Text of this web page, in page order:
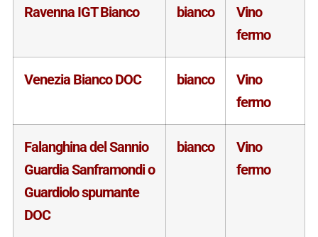
Ravenna IGT Bianco bianco
Vino
fermo
Venezia Bianco DOC bianco
Vino
fermo
Falanghina del Sannio
Guardia Sanframondi o
Guardiolo spumante
DOC
bianco
Vino
fermo